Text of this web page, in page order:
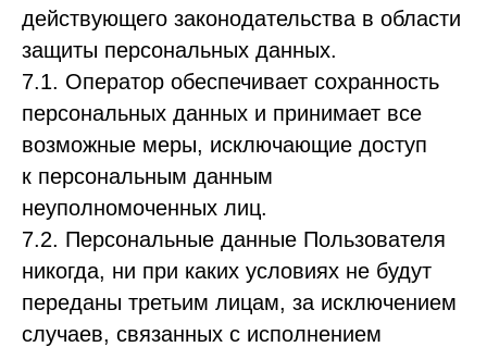
действующего законодательства в области
защиты персональных данных.
7.1. Оператор обеспечивает сохранность
персональных данных и принимает все
возможные меры, исключающие доступ
к персональным данным
неуполномоченных лиц.
7.2. Персональные данные Пользователя
никогда, ни при каких условиях не будут
переданы третьим лицам, за исключением
случаев, связанных с исполнением